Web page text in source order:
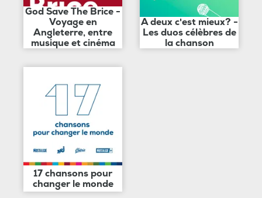
God Save The Brice -
Voyage en
Angleterre, entre
musique et cinéma
A deux c'est mieux? -
Les duos célèbres de
la chanson
17 chansons pour
changer le monde